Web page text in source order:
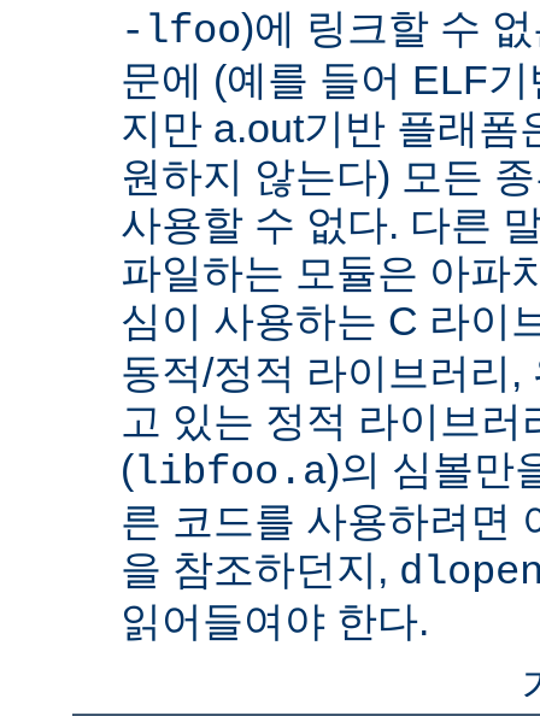
-lfoo)에 링크할 수
문에 (예를 들어 ELF
지만 a.out기반 플래폼
원하지 않는다) 모든
사용할 수 없다. 다른
파일하는 모듈은 아파
심이 사용하는 C 라이
동적/정적 라이브러리,
고 있는 정적 라이브러
(libfoo.a)의 심볼만
른 코드를 사용하려면
을 참조하던지,
읽어들여야 한다.